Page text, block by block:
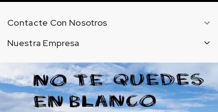
Contacte Con Nosotros
Nuestra Empresa